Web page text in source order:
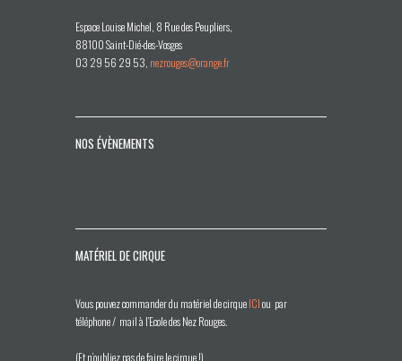
Espace Louise Michel, 8 Rue des Peupliers,
88100 Saint-Dié-des-Vosges
03 29 56 29 53, nezrouges@orange.fr
NOS ÉVÈNEMENTS
MATÉRIEL DE CIRQUE
Vous pouvez commander du matériel de cirqueICIou par
téléphone / mail à l’Ecole des Nez Rouges.
(Et n’oubliez pas de faire le cirque !)